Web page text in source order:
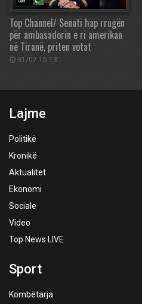
Top Channel/ Senati hap rrugën
për ambasadorin e ri amerikan
në Tiranë, priten votat
31/07 15:13
Lajme
Politikë
Kronikë
Aktualitet
Ekonomi
Sociale
Video
Top News LIVE
Sport
Kombëtarja